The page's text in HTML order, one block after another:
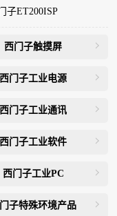
子ET200ISP
西门子触摸屏
西门子工业电源
西门子工业通讯
西门子工业软件
西门子工业PC
子特殊环境产品